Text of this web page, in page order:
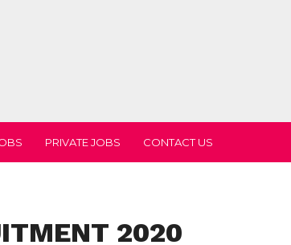
PRIVATE JOBS CONTACT US
2020